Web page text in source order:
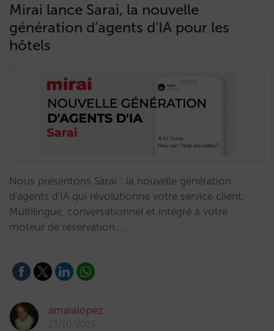
Mirai lance Sarai, la nouvelle
génération d’agents d’IA pour les
hôtels
Nous présentons Sarai : la nouvelle génération
d'agents d'IA qui révolutionne votre service client.
Multilingue, conversationnel et intégré à votre
moteur de réservation.…
amaialopez
23/10/2025